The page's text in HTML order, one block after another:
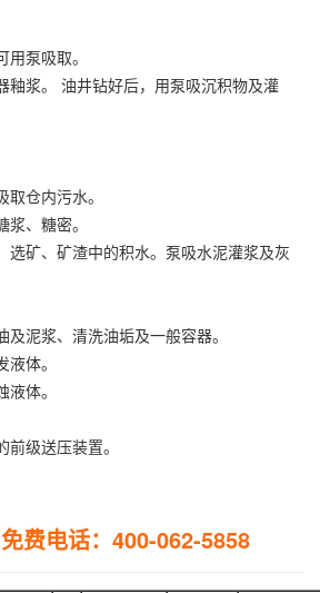
泵吸取。
釉浆。 油井钻好后，用泵吸沉积物及灌
仓内污水。
、糖密。
选矿、矿渣中的积水。泵吸水泥灌浆及灰
泥浆、清洗油垢及一般容器。
体。
液体。
级送压装置。
话：400-062-5858